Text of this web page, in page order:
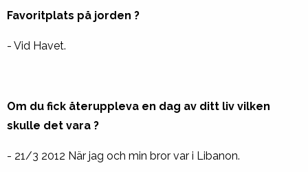
Favoritplats på jorden ?
- Vid Havet.
Om du fick återuppleva en dag av ditt liv vilken
skulle det vara ?
- 21/3 2012 När jag och min bror var i Libanon.